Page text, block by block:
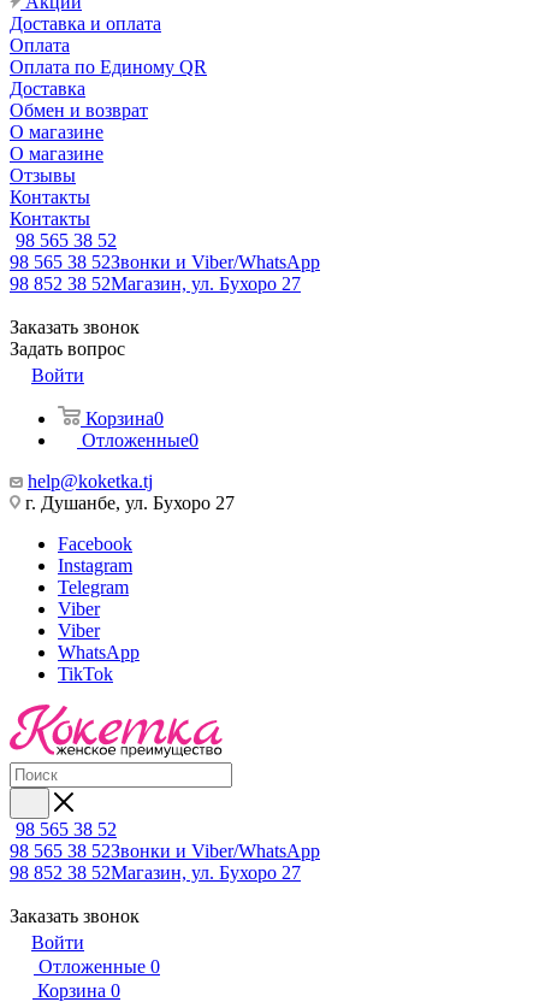
Доставка и оплата
Оплата
Оплата по Единому QR
Доставка
Обмен и возврат
О магазине
О магазине
Отзывы
Контакты
Контакты
98 565 38 52
98 565 38 52Звонки и Viber/WhatsApp
98 852 38 52Магазин, ул. Бухоро 27
Заказать звонок
Задать вопрос
Войти
Корзина0
Отложенные0
help@koketka.tj
г. Душанбе, ул. Бухоро 27
Facebook
Instagram
Telegram
Viber
Viber
WhatsApp
TikTok
98 565 38 52
98 565 38 52Звонки и Viber/WhatsApp
98 852 38 52Магазин, ул. Бухоро 27
Заказать звонок
Войти
Отложенные 0
Корзина 0